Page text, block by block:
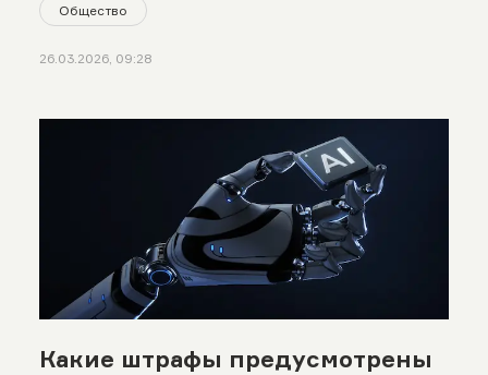
Общество
26.03.2026, 09:28
Какие штрафы предусмотрены